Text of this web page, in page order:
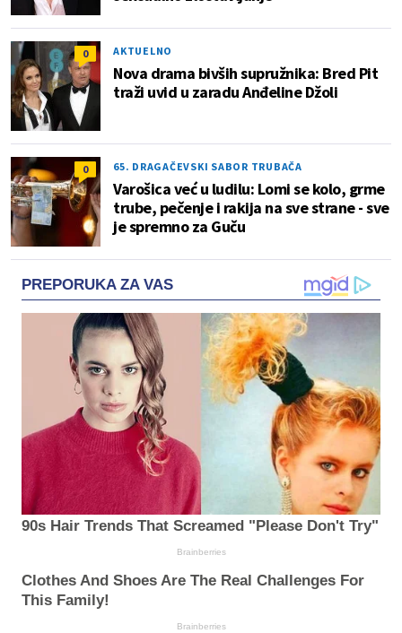
0 AKTUELNO
Nova drama bivših supružnika: Bred Pit
traži uvid u zaradu Anđeline Džoli
0 65. DRAGAČEVSKI SABOR TRUBAČA
Varošica već u ludilu: Lomi se kolo, grme
trube, pečenje i rakija na sve strane - sve
je spremno za Guču
PREPORUKA ZA VAS
90s Hair Trends That Screamed "Please Don't Try"
Brainberries
Clothes And Shoes Are The Real Challenges For
This Family!
Brainberries